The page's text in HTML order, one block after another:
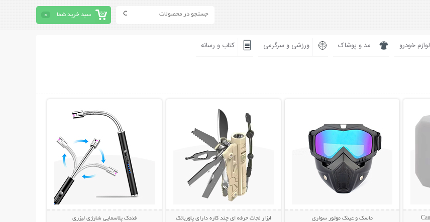
سبد خرید شما 0
لوازم خودرو مد و پوشاک ورزشی و سرگرمی کتاب و رسانه
ماسک و عینک موتور سواری ابزار نجات حرفه ای چند کاره دارای پاوربانک فندک پلاسمایی شارژی لیزری